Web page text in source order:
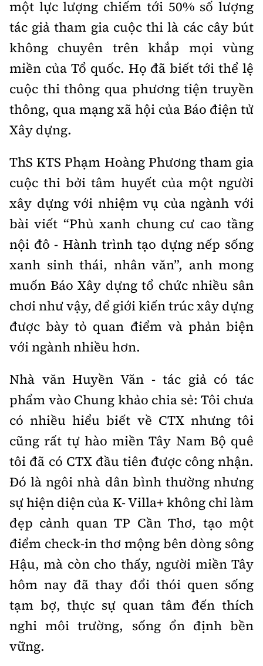
một lực lượng chiếm tới 50% số lượng
tác giả tham gia cuộc thi là các cây bút
không chuyên trên khắp mọi vùng
miền của Tổ quốc. Họ đã biết tới thể lệ
cuộc thi thông qua phương tiện truyền
thông, qua mạng xã hội của Báo điện tử
Xây dựng.
ThS KTS Phạm Hoàng Phương tham gia
cuộc thi bởi tâm huyết của một người
xây dựng với nhiệm vụ của ngành với
bài viết “Phủ xanh chung cư cao tầng
nội đô - Hành trình tạo dựng nếp sống
xanh sinh thái, nhân văn”, anh mong
muốn Báo Xây dựng tổ chức nhiều sân
chơi như vậy, để giới kiến trúc xây dựng
được bày tỏ quan điểm và phản biện
với ngành nhiều hơn.
Nhà văn Huyền Văn - tác giả có tác
phẩm vào Chung khảo chia sẻ: Tôi chưa
có nhiều hiểu biết về CTX nhưng tôi
cũng rất tự hào miền Tây Nam Bộ quê
tôi đã có CTX đầu tiên được công nhận.
Đó là ngôi nhà dân bình thường nhưng
sự hiện diện của K- Villa+ không chỉ làm
đẹp cảnh quan TP Cần Thơ, tạo một
điểm check-in thơ mộng bên dòng sông
Hậu, mà còn cho thấy, người miền Tây
hôm nay đã thay đổi thói quen sống
tạm bợ, thực sự quan tâm đến thích
nghi môi trường, sống ổn định bền
vững.